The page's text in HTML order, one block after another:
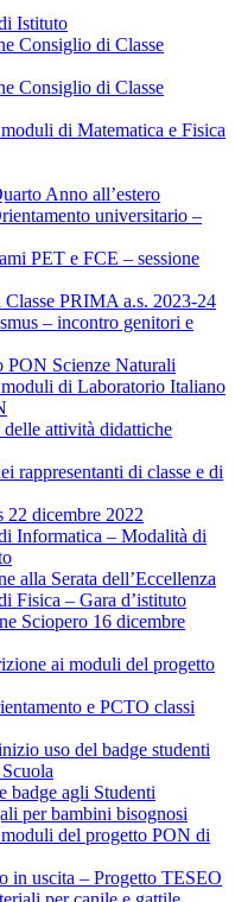
Istituto
Consiglio di Classe
Consiglio di Classe
di Matematica e Fisica
Anno all’estero
universitario –
PET e FCE – sessione
PRIMA a.s. 2023-24
– incontro genitori e
Scienze Naturali
di Laboratorio Italiano
attività didattiche
rappresentanti di classe e di
dicembre 2022
Informatica – Modalità di
alla Serata dell’Eccellenza
Fisica – Gara d’istituto
Sciopero 16 dicembre
ai moduli del progetto
e PCTO classi
uso del badge studenti
badge agli Studenti
per bambini bisognosi
del progetto PON di
in uscita – Progetto TESEO